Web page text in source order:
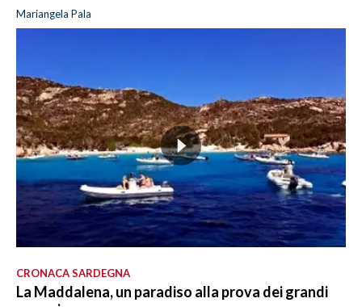
Mariangela Pala
CRONACA SARDEGNA
La Maddalena, un paradiso alla prova dei grandi